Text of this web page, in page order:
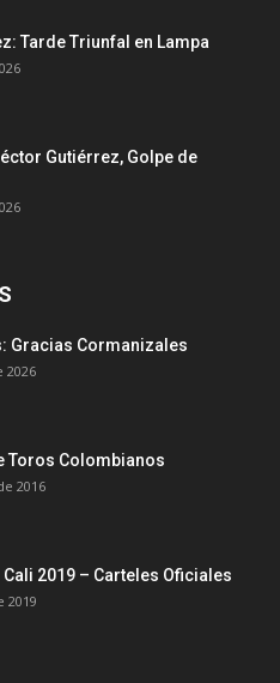
Tarde Triunfal en Lampa
Gutiérrez, Golpe de
Gracias Cormanizales
2026
Toros Colombianos
2016
Cali 2019 – Carteles Oficiales
2019